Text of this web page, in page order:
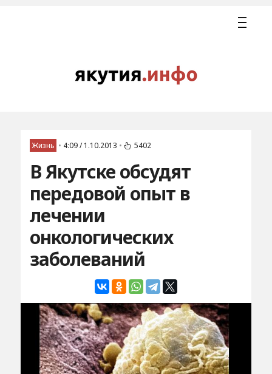
Жизнь • 4:09 / 1.10.2013 • 5402
В Якутске обсудят
передовой опыт в
лечении
онкологических
заболеваний